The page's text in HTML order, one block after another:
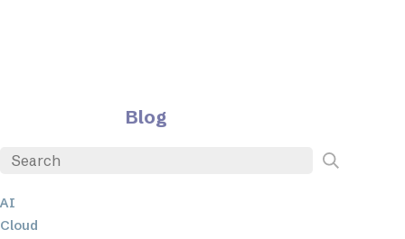
Blog
AI
Cloud